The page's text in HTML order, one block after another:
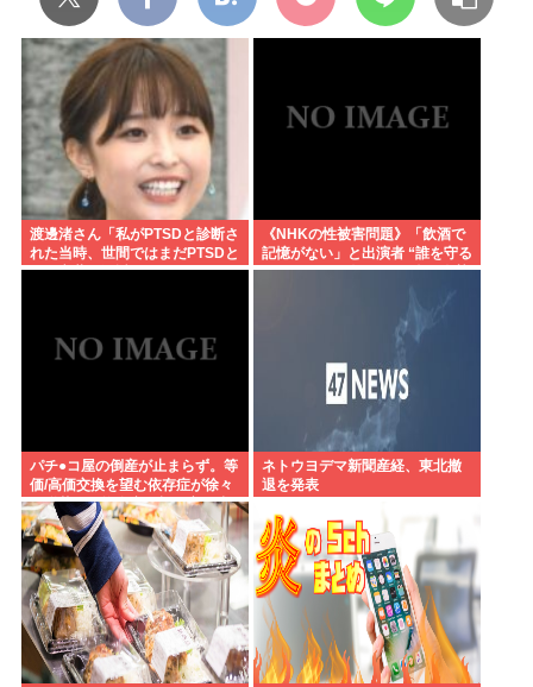
渡邊渚さん「私がPTSDと診断さ
れた当時、世間ではまだPTSDと
いう言葉は浸透されてなかっ
《NHKの性被害問題》「飲酒で
記憶がない」と出演者 “誰を守る
べきなのか”問われる組織の姿勢
パチ●コ屋の倒産が止まらず。等
価/高価交換を望む依存症が徐々
に脱落。低換金率を望む客は戻
らず
ネトウヨデマ新聞産経、東北撤
退を発表